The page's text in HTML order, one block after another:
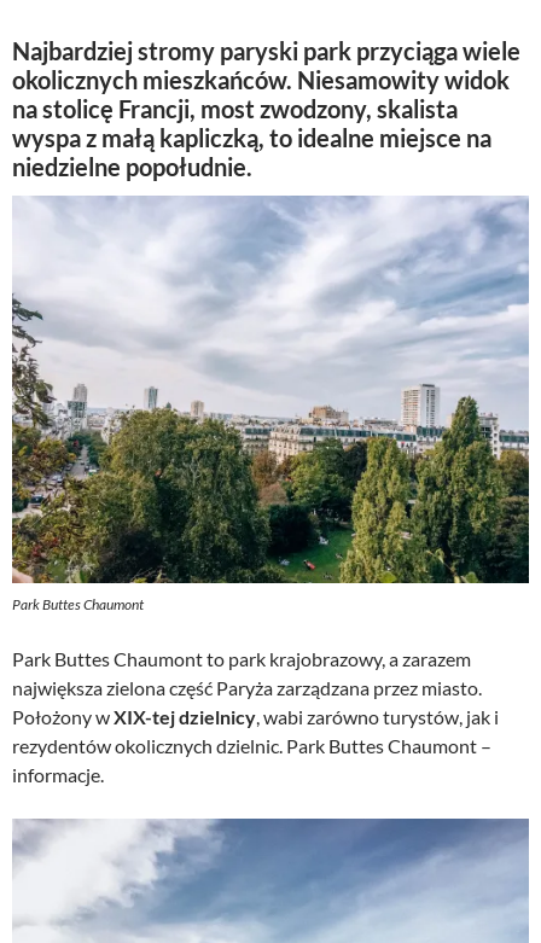
Najbardziej stromy paryski park przyciąga wiele
okolicznych mieszkańców. Niesamowity widok
na stolicę Francji, most zwodzony, skalista
wyspa z małą kapliczką, to idealne miejsce na
niedzielne popołudnie.
Park Buttes Chaumont
Park Buttes Chaumont to park krajobrazowy, a zarazem
największa zielona część Paryża zarządzana przez miasto.
Położony wXIX-tej dzielnicy , wabi zarówno turystów, jak i
rezydentów okolicznych dzielnic. Park Buttes Chaumont –
informacje.